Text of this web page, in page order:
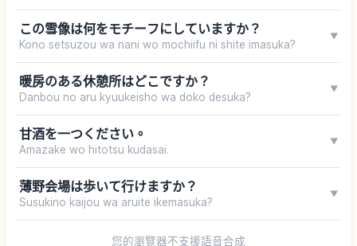
この雪像は何をモチーフにしていますか？
Kono setsuzou wa nani wo mochiifu ni shite imasuka?
▼
暖房のある休憩所はどこですか？
Danbou no aru kyuukeisho wa doko desuka?
▼
甘酒を一つください。
Amazake wo hitotsu kudasai.
▼
薄野会場は歩いて行けますか？
Susukino kaijou wa aruite ikemasuka?
▼
您的瀏覽器不支援語音合成